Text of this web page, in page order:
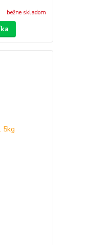
bežne skladom